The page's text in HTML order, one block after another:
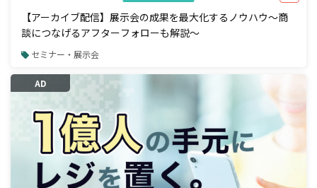
【アーカイブ配信】展示会の成果を最大化するノウハウ～商
談につなげるアフターフォローも解説～
セミナー・展示会
AD